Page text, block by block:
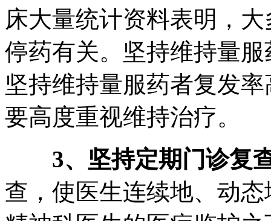
床大量统计资料表明，
停药有关。坚持维持量
坚持维持量服药者复发
要高度重视维持治疗。
3、坚持定期门诊复
查，使医生连续地、动